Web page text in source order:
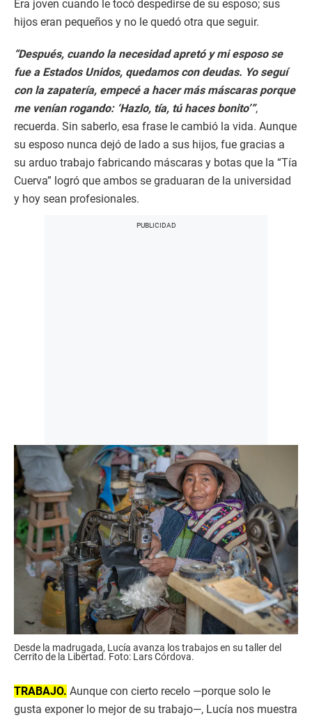
Era joven cuando le tocó despedirse de su esposo; sus
hijos eran pequeños y no le quedó otra que seguir.
“Después, cuando la necesidad apretó y mi esposo se
fue a Estados Unidos, quedamos con deudas. Yo seguí
con la zapatería, empecé a hacer más máscaras porque
me venían rogando: ‘Hazlo, tía, tú haces bonito’”,
recuerda. Sin saberlo, esa frase le cambió la vida. Aunque
su esposo nunca dejó de lado a sus hijos, fue gracias a
su arduo trabajo fabricando máscaras y botas que la “Tía
Cuerva” logró que ambos se graduaran de la universidad
y hoy sean profesionales.
Desde la madrugada, Lucía avanza los trabajos en su taller del
Cerrito de la Libertad. Foto: Lars Córdova.
TRABAJO. Aunque con cierto recelo —porque solo le
gusta exponer lo mejor de su trabajo—, Lucía nos muestra